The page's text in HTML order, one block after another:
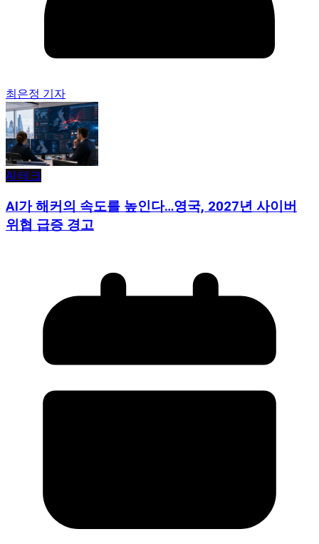
최은정 기자
AI·테크
AI가 해커의 속도를 높인다…영국, 2027년 사이버
위협 급증 경고